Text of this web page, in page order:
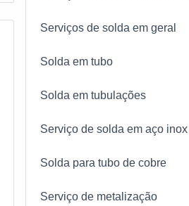
Serviços de solda em geral
Solda em tubo
Solda em tubulações
Serviço de solda em aço inox
Solda para tubo de cobre
Serviço de metalização